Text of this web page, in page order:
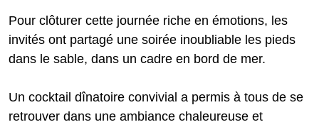
Pour clôturer cette journée riche en émotions, les
invités ont partagé une soirée inoubliable les pieds
dans le sable, dans un cadre en bord de mer.
Un cocktail dînatoire convivial a permis à tous de se
retrouver dans une ambiance chaleureuse et